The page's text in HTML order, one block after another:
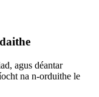
agus déantar
na n-orduithe le